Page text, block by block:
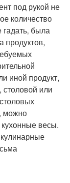
под рукой не
количество
была
продуктов,
иной продукт,
столовой или
можно
кухонные весы.